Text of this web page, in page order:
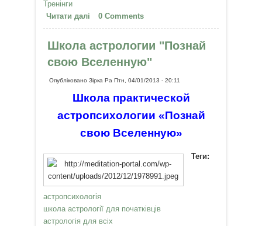
Тренінги
Читати далі про Тренинг психологических
защит
0 Comments
Школа астрологии "Познай
свою Вселенную"
ОпублікованоЗірка Ра Птн, 04/01/2013 - 20:11
Школа практической
астропсихологии «Познай
свою Вселенную»
Теги:
астропсихологія
школа астрології для початківців
астрологія для всіх